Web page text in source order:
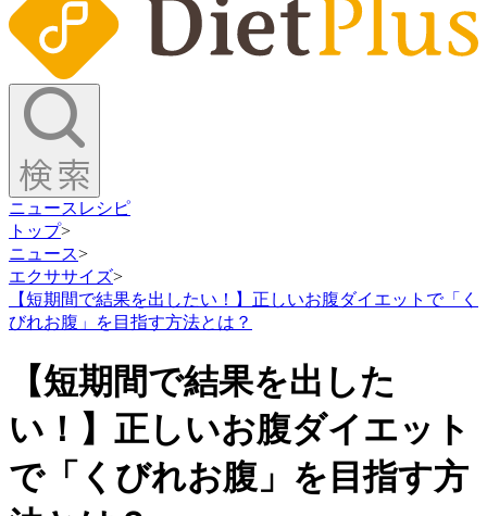
ニュース レシピ
トップ>
ニュース>
エクササイズ>
【短期間で結果を出したい！】正しいお腹ダイエットで「く
びれお腹」を目指す方法とは？
【短期間で結果を出した
い！】正しいお腹ダイエット
で「くびれお腹」を目指す方